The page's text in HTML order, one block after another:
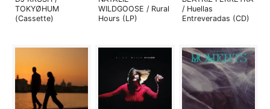
TOKYØHUM
(Cassette)
WILDGOOSE / Rural
Hours (LP)
/ Huellas
Entreveradas (CD)